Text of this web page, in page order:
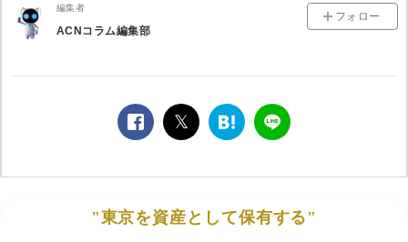
編集者
ACNコラム編集部
フォロー
facebook
twitterは
ブ
ク
LINE
"東京を資産として保有する"